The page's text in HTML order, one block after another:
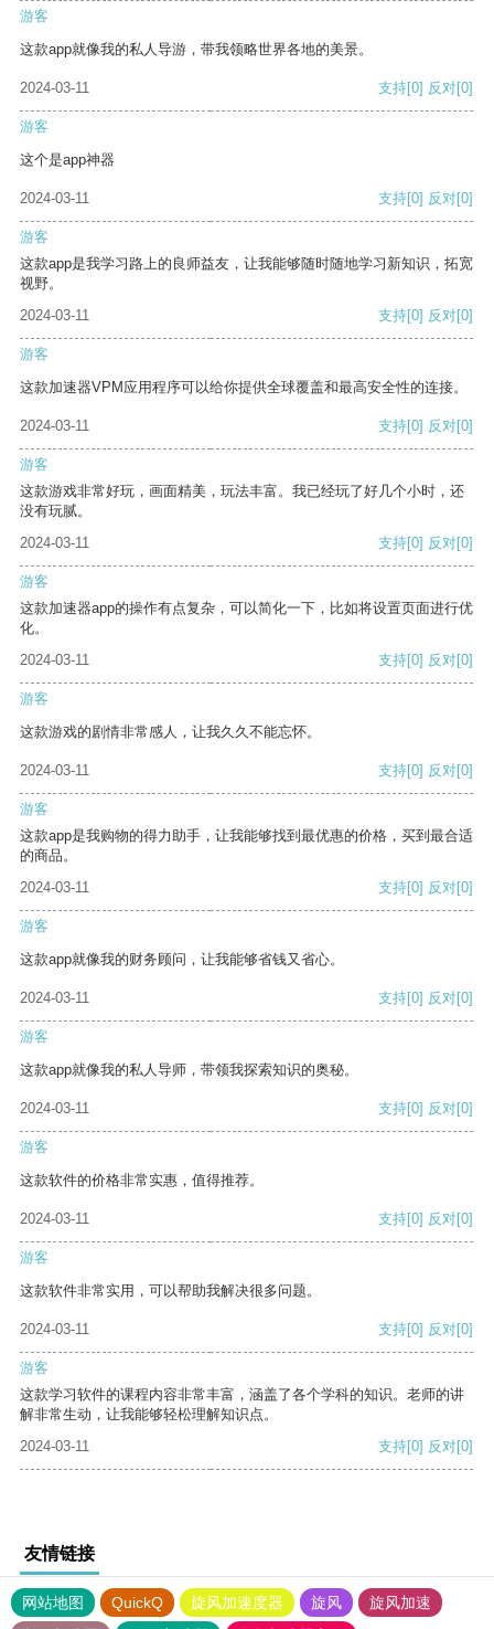
游客
这款app就像我的私人导游，带我领略世界各地的美景。
2024-03-11 支持[0] 反对[0]
游客
这个是app神器
2024-03-11 支持[0] 反对[0]
游客
这款app是我学习路上的良师益友，让我能够随时随地学习新知识，拓宽
视野。
2024-03-11
支持[0] 反对[0]
游客
这款加速器VPM应用程序可以给你提供全球覆盖和最高安全性的连接。
2024-03-11 支持[0] 反对[0]
游客
这款游戏非常好玩，画面精美，玩法丰富。我已经玩了好几个小时，还
没有玩腻。
2024-03-11
支持[0] 反对[0]
游客
这款加速器app的操作有点复杂，可以简化一下，比如将设置页面进行优
化。
2024-03-11
支持[0] 反对[0]
游客
这款游戏的剧情非常感人，让我久久不能忘怀。
2024-03-11 支持[0] 反对[0]
游客
这款app是我购物的得力助手，让我能够找到最优惠的价格，买到最合适
的商品。
2024-03-11
支持[0] 反对[0]
游客
这款app就像我的财务顾问，让我能够省钱又省心。
2024-03-11 支持[0] 反对[0]
游客
这款app就像我的私人导师，带领我探索知识的奥秘。
2024-03-11 支持[0] 反对[0]
游客
这款软件的价格非常实惠，值得推荐。
2024-03-11 支持[0] 反对[0]
游客
这款软件非常实用，可以帮助我解决很多问题。
2024-03-11 支持[0] 反对[0]
游客
这款学习软件的课程内容非常丰富，涵盖了各个学科的知识。老师的讲
解非常生动，让我能够轻松理解知识点。
2024-03-11
支持[0] 反对[0]
友情链接
网站地图 QuickQ 旋风加速度器 旋风
旋风加速